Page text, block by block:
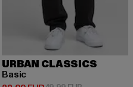
URBAN CLASSICS
Basic